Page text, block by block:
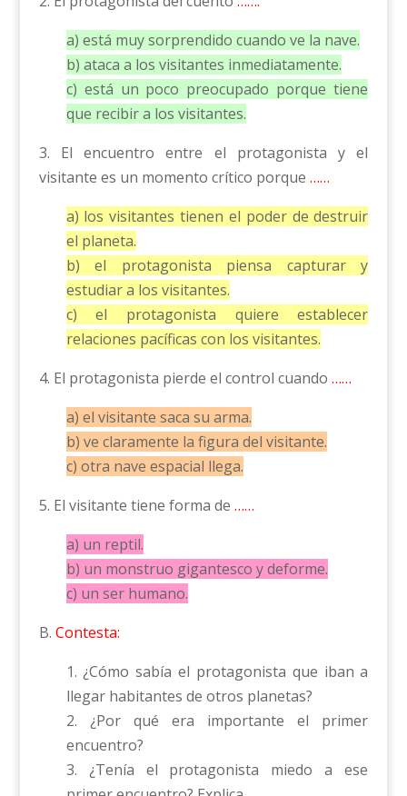
a) está muy sorprendido cuando ve la nave.
b) ataca a los visitantes inmediatamente.
c) está un poco preocupado porque tiene
que recibir a los visitantes.
3. El encuentro entre el protagonista y el
visitante es un momento crítico porque ……
a) los visitantes tienen el poder de destruir
el planeta.
b) el protagonista piensa capturar y
estudiar a los visitantes.
c) el protagonista quiere establecer
relaciones pacíficas con los visitantes.
4. El protagonista pierde el control cuando ……
a) el visitante saca su arma.
b) ve claramente la figura del visitante.
c) otra nave espacial llega.
5. El visitante tiene forma de ……
a) un reptil.
b) un monstruo gigantesco y deforme.
c) un ser humano.
B. Contesta:
1. ¿Cómo sabía el protagonista que iban a
llegar habitantes de otros planetas?
2. ¿Por qué era importante el primer
encuentro?
3. ¿Tenía el protagonista miedo a ese